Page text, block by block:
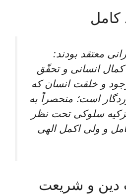
کامل
معتقد بودند:
کمال انسانی و تحقّق
و خلقت انسان که
است؛ منحصراً به
سلوکی تحت نظر
و ولی اکمل الهی
دین و شریعت